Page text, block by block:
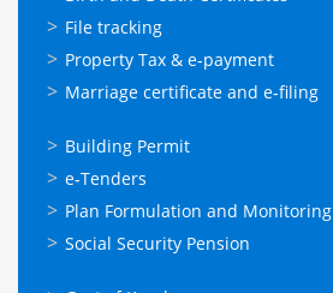
സേവനങ്ങള്‍
File tracking
Property Tax & e-payment
Marriage certificate and e-filing
ഓണ്‍ലൈന്‍
സേവനങ്ങള്‍
Building Permit
e-Tenders
Plan Formulation and Monitoring
Social Security Pension